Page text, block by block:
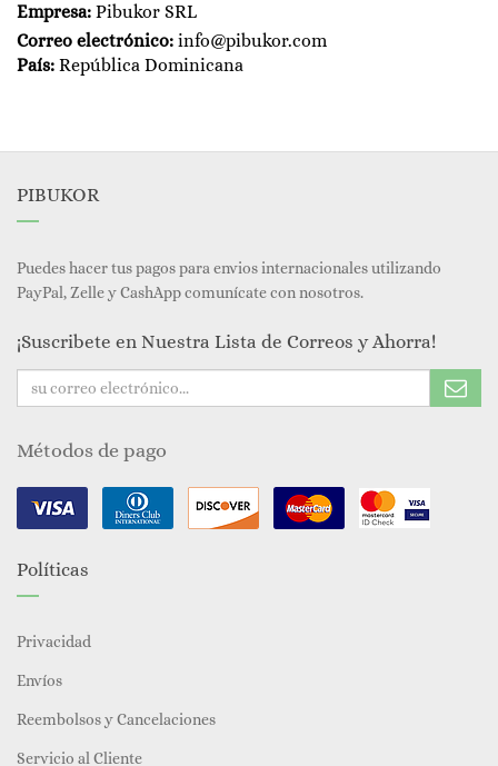
Empresa: Pibukor SRL
Correo electrónico: info@pibukor.com
País: República Dominicana
PIBUKOR
Puedes hacer tus pagos para envios internacionales utilizando
PayPal, Zelle y CashApp comunícate con nosotros.
¡Suscribete en Nuestra Lista de Correos y Ahorra!
Métodos de pago
Políticas
Privacidad
Envíos
Reembolsos y Cancelaciones
Servicio al Cliente